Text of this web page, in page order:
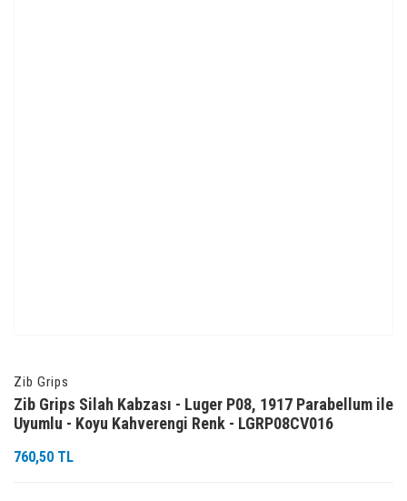
Zib Grips
Zib Grips Silah Kabzası - Luger P08, 1917 Parabellum ile
Uyumlu - Koyu Kahverengi Renk - LGRP08CV016
760,50 TL